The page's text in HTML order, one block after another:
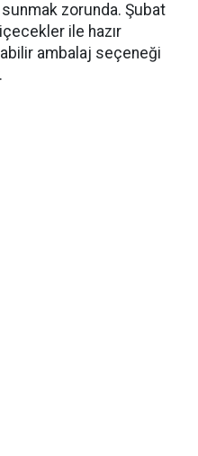
zorunda. Şubat
ile hazır
ambalaj seçeneği